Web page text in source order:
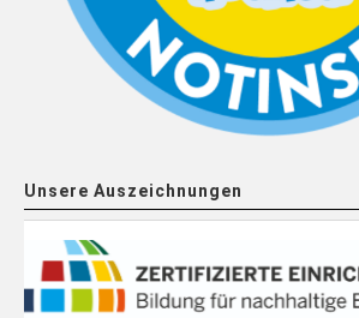
Unsere Auszeichnungen